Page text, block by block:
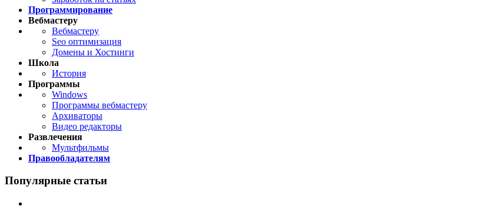
Программирование
Вебмастеру
Вебмастеру
Seo оптимизация
Домены и Хостинги
Школа
История
Программы
Windows
Программы вебмастеру
Архиваторы
Видео редакторы
Развлечения
Мультфильмы
Правообладателям
Популярные статьи